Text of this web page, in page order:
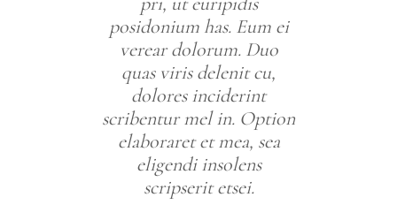
posidonium has. Eum ei
verear dolorum. Duo
quas viris delenit cu,
dolores inciderint
scribentur mel in. Option
elaboraret et mea, sea
eligendi insolens
scripserit etsei.